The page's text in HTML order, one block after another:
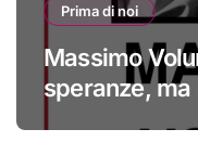
Prima di noi
Massimo
speranze,